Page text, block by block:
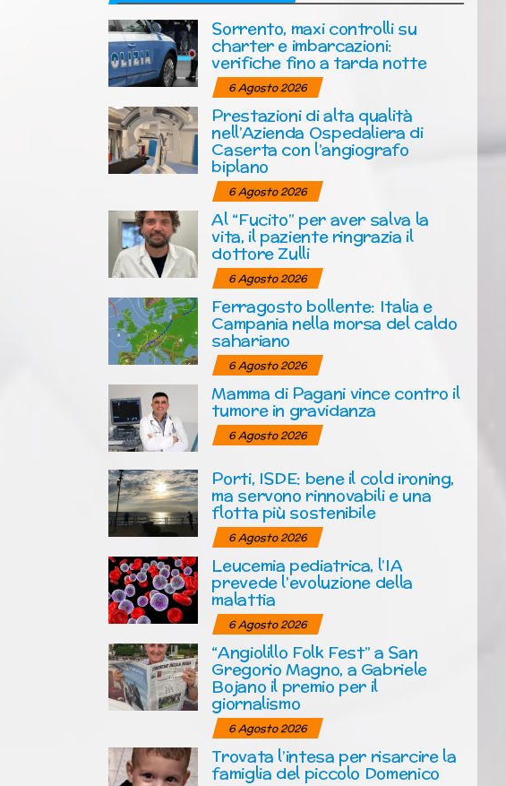
Sorrento, maxi controlli su
charter e imbarcazioni:
verifiche fino a tarda notte
6 Agosto 2026
Prestazioni di alta qualità
nell’Azienda Ospedaliera di
Caserta con l’angiografo
biplano
6 Agosto 2026
Al “Fucito” per aver salva la
vita, il paziente ringrazia il
dottore Zulli
6 Agosto 2026
Ferragosto bollente: Italia e
Campania nella morsa del caldo
sahariano
6 Agosto 2026
Mamma di Pagani vince contro il
tumore in gravidanza
6 Agosto 2026
Porti, ISDE: bene il cold ironing,
ma servono rinnovabili e una
flotta più sostenibile
6 Agosto 2026
Leucemia pediatrica, l’IA
prevede l’evoluzione della
malattia
6 Agosto 2026
“Angiolillo Folk Fest” a San
Gregorio Magno, a Gabriele
Bojano il premio per il
giornalismo
6 Agosto 2026
Trovata l’intesa per risarcire la
famiglia del piccolo Domenico